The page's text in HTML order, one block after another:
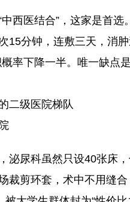
中西医结合”，这家是首
15分钟，连敷三天，消
概率下降一半。唯一缺点
二级医院梯队
泌尿科虽然只设40张床
裁剪环套，术中不用缝